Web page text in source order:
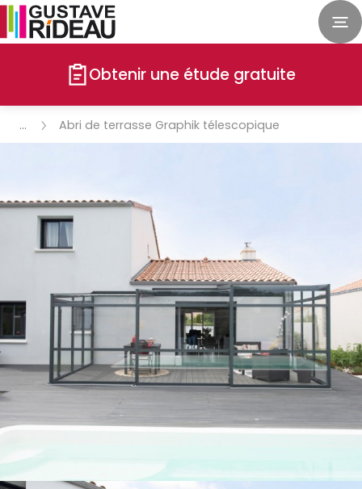
Obtenir une étude gratuite
Abri de terrasse Graphik télescopique